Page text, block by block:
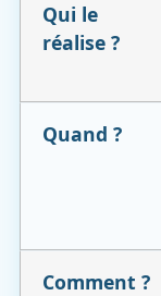
Qui le
réalise ?
Quand ?
Comment ?